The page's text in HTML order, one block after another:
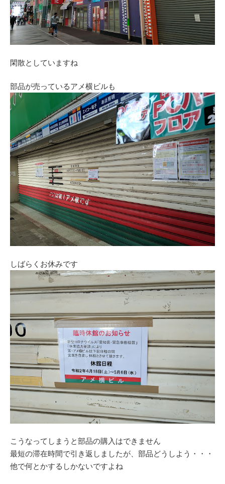
閑散としていますね
部品が売っているアメ横ビルも
しばらくお休みです
こうなってしまうと部品の購入はできません
最短の滞在時間で引き返しましたが、部品どうしよう・・・
他で何とかするしかないですよね